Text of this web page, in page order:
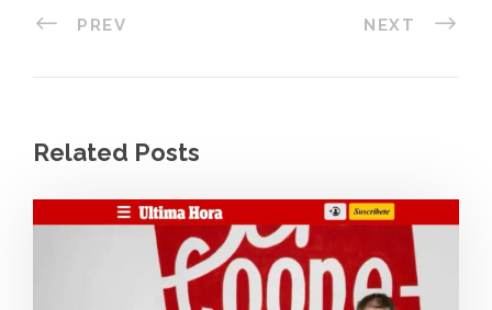
PREV NEXT
Related Posts